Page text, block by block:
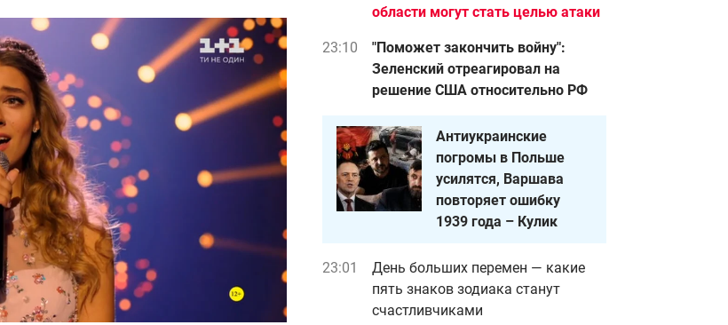
области могут стать целью атаки
23:10
"Поможет закончить войну":
Зеленский отреагировал на
решение США относительно РФ
Антиукраинские
погромы в Польше
усилятся, Варшава
повторяет ошибку
1939 года – Кулик
23:01
День больших перемен — какие
пять знаков зодиака станут
счастливчиками